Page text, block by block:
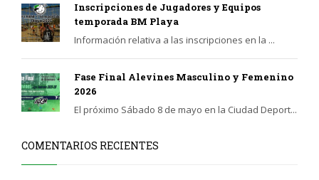
Inscripciones de Jugadores y Equipos
temporada BM Playa
Información relativa a las inscripciones en la ...
Fase Final Alevines Masculino y Femenino
2026
El próximo Sábado 8 de mayo en la Ciudad Deport...
COMENTARIOS RECIENTES